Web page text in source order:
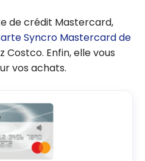
de crédit Mastercard,
Syncro Mastercard de
Costco. Enfin, elle vous
vos achats.